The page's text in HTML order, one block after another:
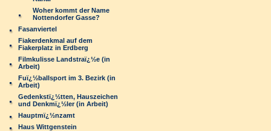
Woher kommt der Name
Nottendorfer Gasse?
Fasanviertel
Fiakerdenkmal auf dem
Fiakerplatz in Erdberg
Filmkulisse Landstraï¿½e (in
Arbeit)
Fuï¿½ballsport im 3. Bezirk (in
Arbeit)
Gedenkstï¿½tten, Hauszeichen
und Denkmï¿½ler (in Arbeit)
Hauptmï¿½nzamt
Haus Wittgenstein